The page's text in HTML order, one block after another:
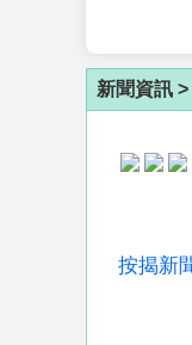
新聞資訊 >
按揭新